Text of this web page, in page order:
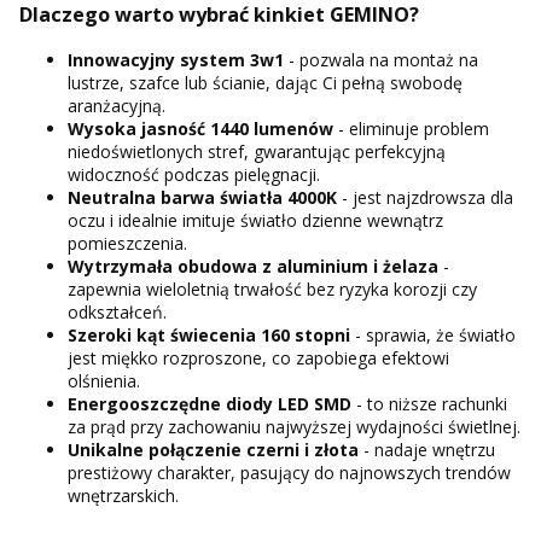
Dlaczego warto wybrać kinkiet GEMINO?
Innowacyjny system 3w1 - pozwala na montaż na
lustrze, szafce lub ścianie, dając Ci pełną swobodę
aranżacyjną.
Wysoka jasność 1440 lumenów - eliminuje problem
niedoświetlonych stref, gwarantując perfekcyjną
widoczność podczas pielęgnacji.
Neutralna barwa światła 4000K - jest najzdrowsza dla
oczu i idealnie imituje światło dzienne wewnątrz
pomieszczenia.
Wytrzymała obudowa z aluminium i żelaza -
zapewnia wieloletnią trwałość bez ryzyka korozji czy
odkształceń.
Szeroki kąt świecenia 160 stopni - sprawia, że światło
jest miękko rozproszone, co zapobiega efektowi
olśnienia.
Energooszczędne diody LED SMD - to niższe rachunki
za prąd przy zachowaniu najwyższej wydajności świetlnej.
Unikalne połączenie czerni i złota - nadaje wnętrzu
prestiżowy charakter, pasujący do najnowszych trendów
wnętrzarskich.